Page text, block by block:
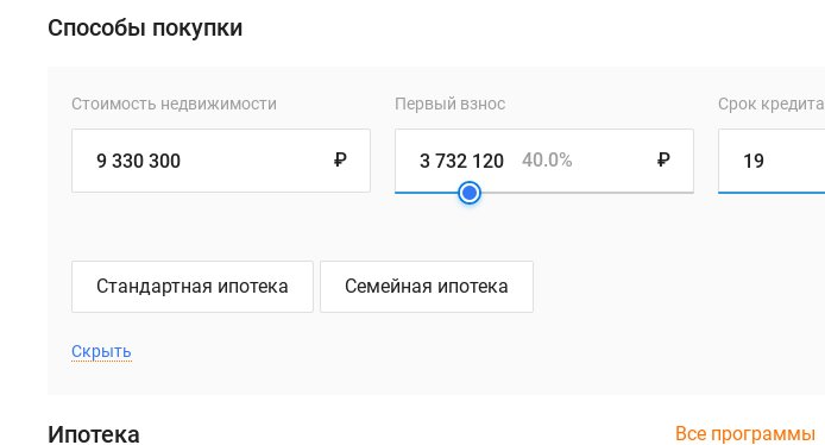
Способы покупки
Стоимость недвижимости
₽
Первый взнос
₽
40.0%
Срок кредита
Стандартная ипотека Семейная ипотека
Скрыть
Ипотека Все программы